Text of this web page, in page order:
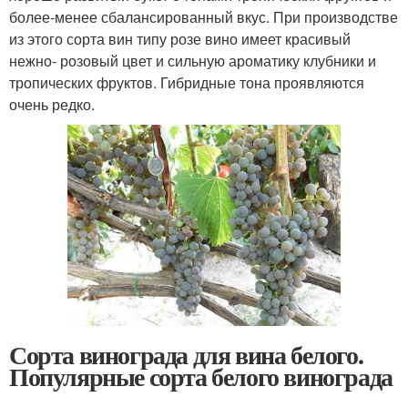
более-менее сбалансированный вкус. При производстве
из этого сорта вин типу розе вино имеет красивый
нежно- розовый цвет и сильную ароматику клубники и
тропических фруктов. Гибридные тона проявляются
очень редко.
Сорта винограда для вина белого.
Популярные сорта белого винограда